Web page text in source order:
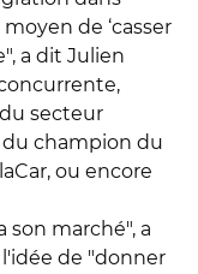
de ‘casser
a dit Julien
secteur
du champion du
ou encore
son marché", a
de "donner